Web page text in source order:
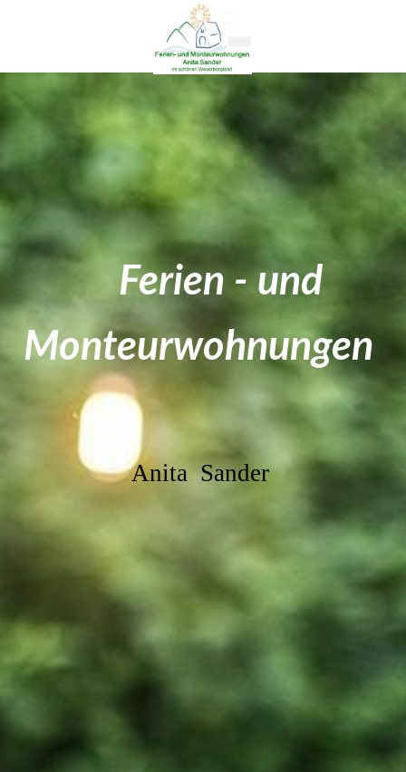
Ferien - und
Monteurwohnungen
Anita Sander